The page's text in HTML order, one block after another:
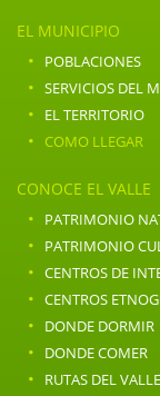
EL MUNICIPIO
· POBLACIONES
· SERVICIOS DEL
· EL TERRITORIO
· COMO LLEGAR
CONOCE EL VALLE
· PATRIMONIO
· PATRIMONIO
· CENTROS DE
· CENTROS
· DONDE DORMIR
· DONDE COMER
· RUTAS DEL VALLE